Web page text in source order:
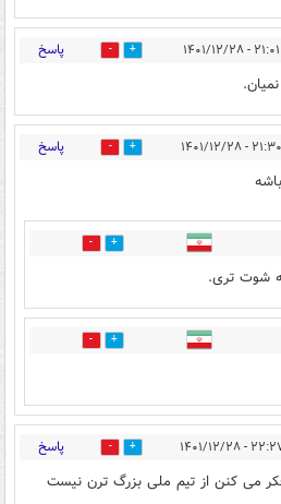
۲۱:۰۱ - ۱۴۰۱/۱۲/۲۸ 2 پاسخ
۲۱:۳۰ - ۱۴۰۱/۱۲/۲۸ 1 پاسخ
6
شوت تری.
0
- ۱۴۰۱/۱۲/۲۸ 4 پاسخ
می کنن از تیم ملی بزرگ ترن نیست